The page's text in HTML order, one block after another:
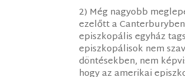
2) Még nagyobb
ezelőtt a
episzkopális egyház
episzkopálisok nem
döntésekben, nem
hogy az amerikai